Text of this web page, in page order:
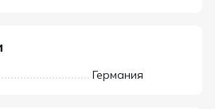
Германия